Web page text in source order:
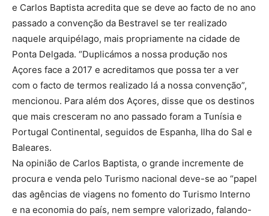
e Carlos Baptista acredita que se deve ao facto de no ano
passado a convenção da Bestravel se ter realizado
naquele arquipélago, mais propriamente na cidade de
Ponta Delgada. “Duplicámos a nossa produção nos
Açores face a 2017 e acreditamos que possa ter a ver
com o facto de termos realizado lá a nossa convenção”,
mencionou. Para além dos Açores, disse que os destinos
que mais cresceram no ano passado foram a Tunísia e
Portugal Continental, seguidos de Espanha, Ilha do Sal e
Baleares.
Na opinião de Carlos Baptista, o grande incremente de
procura e venda pelo Turismo nacional deve-se ao “papel
das agências de viagens no fomento do Turismo Interno
e na economia do país, nem sempre valorizado, falando-